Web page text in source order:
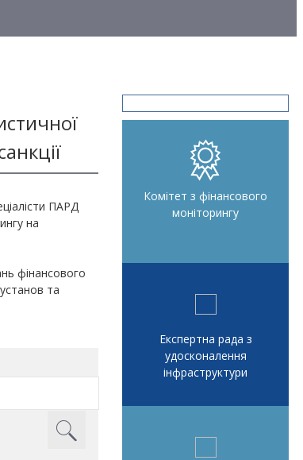
ПАРД
на
фінансового
та
Комітет з фінансового
моніторингу
Експертна рада з
удосконалення
інфраструктури